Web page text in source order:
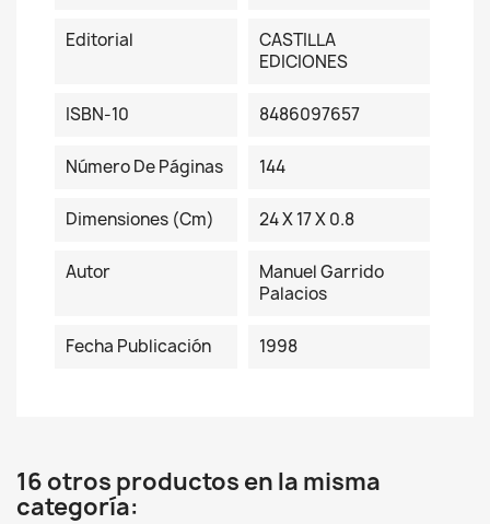
Editorial
CASTILLA
EDICIONES
ISBN-10 8486097657
Número De Páginas 144
Dimensiones (cm) 24 X 17 X 0.8
Autor
Manuel Garrido
Palacios
Fecha Publicación 1998
16 otros productos en la misma
categoría: